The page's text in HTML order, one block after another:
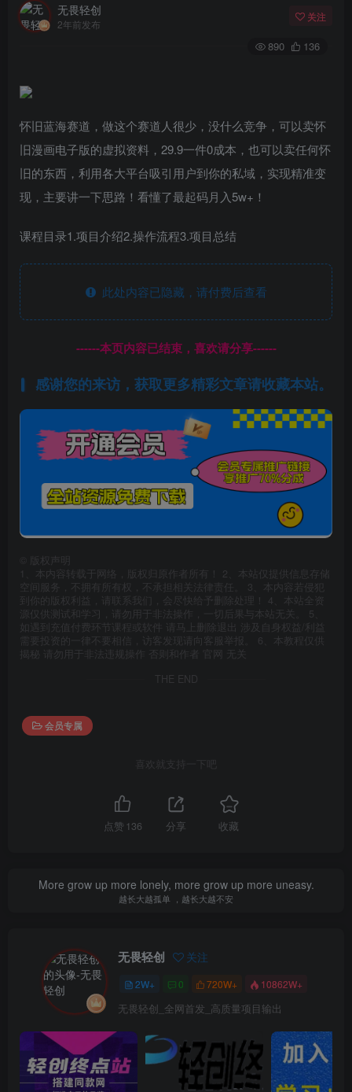
无畏轻创
2年前发布
关注
890 136
怀旧蓝海赛道，做这个赛道人很少，没什么竞争，可以卖怀
旧漫画电子版的虚拟资料，29.9一件0成本，也可以卖任何怀
旧的东西，利用各大平台吸引用户到你的私域，实现精准变
现，主要讲一下思路！看懂了最起码月入5w+！
课程目录1.项目介绍2.操作流程3.项目总结
此处内容已隐藏，请付费后查看
------本页内容已结束，喜欢请分享------
感谢您的来访，获取更多精彩文章请收藏本站。
版权声明
1、本内容转载于网络，版权归原作者所有！ 2、本站仅提供信息存储
空间服务，不拥有所有权，不承担相关法律责任。 3、本内容若侵犯
到你的版权利益，请联系我们，会尽快给予删除处理！ 4、本站全资
源仅供测试和学习，请勿用于非法操作，一切后果与本站无关。 5、
如遇到充值付费环节课程或软件 请马上删除退出 涉及自身权益/利益
需要投资的一律不要相信，访客发现请向客服举报。 6、本教程仅供
揭秘 请勿用于非法违规操作 否则和作者 官网 无关
THE END
会员专属
喜欢就支持一下吧
点赞 136 分享 收藏
More grow up more lonely, more grow up more uneasy.
越长大越孤单 ，越长大越不安
无畏轻创 关注
2W+ 0 720W+ 10862W+
无畏轻创_全网首发_高质量项目输出